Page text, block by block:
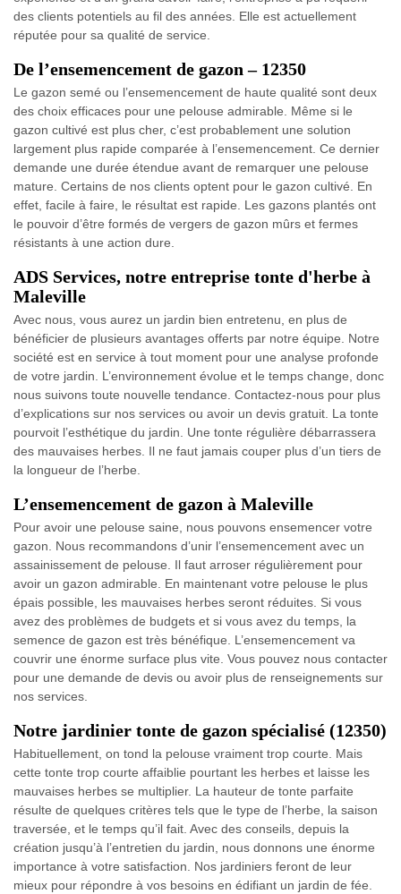
des clients potentiels au fil des années. Elle est actuellement
réputée pour sa qualité de service.
De l’ensemencement de gazon – 12350
Le gazon semé ou l’ensemencement de haute qualité sont deux
des choix efficaces pour une pelouse admirable. Même si le
gazon cultivé est plus cher, c’est probablement une solution
largement plus rapide comparée à l’ensemencement. Ce dernier
demande une durée étendue avant de remarquer une pelouse
mature. Certains de nos clients optent pour le gazon cultivé. En
effet, facile à faire, le résultat est rapide. Les gazons plantés ont
le pouvoir d’être formés de vergers de gazon mûrs et fermes
résistants à une action dure.
ADS Services, notre entreprise tonte d'herbe à
Maleville
Avec nous, vous aurez un jardin bien entretenu, en plus de
bénéficier de plusieurs avantages offerts par notre équipe. Notre
société est en service à tout moment pour une analyse profonde
de votre jardin. L’environnement évolue et le temps change, donc
nous suivons toute nouvelle tendance. Contactez-nous pour plus
d’explications sur nos services ou avoir un devis gratuit. La tonte
pourvoit l’esthétique du jardin. Une tonte régulière débarrassera
des mauvaises herbes. Il ne faut jamais couper plus d’un tiers de
la longueur de l’herbe.
L’ensemencement de gazon à Maleville
Pour avoir une pelouse saine, nous pouvons ensemencer votre
gazon. Nous recommandons d’unir l’ensemencement avec un
assainissement de pelouse. Il faut arroser régulièrement pour
avoir un gazon admirable. En maintenant votre pelouse le plus
épais possible, les mauvaises herbes seront réduites. Si vous
avez des problèmes de budgets et si vous avez du temps, la
semence de gazon est très bénéfique. L’ensemencement va
couvrir une énorme surface plus vite. Vous pouvez nous contacter
pour une demande de devis ou avoir plus de renseignements sur
nos services.
Notre jardinier tonte de gazon spécialisé (12350)
Habituellement, on tond la pelouse vraiment trop courte. Mais
cette tonte trop courte affaiblie pourtant les herbes et laisse les
mauvaises herbes se multiplier. La hauteur de tonte parfaite
résulte de quelques critères tels que le type de l’herbe, la saison
traversée, et le temps qu’il fait. Avec des conseils, depuis la
création jusqu’à l’entretien du jardin, nous donnons une énorme
importance à votre satisfaction. Nos jardiniers feront de leur
mieux pour répondre à vos besoins en édifiant un jardin de fée.